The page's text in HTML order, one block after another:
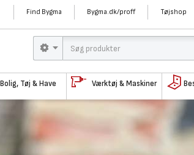
Find Bygma Bygma.dk/proff Tøjshop
Bolig, Tøj & Have Værktøj & Maskiner